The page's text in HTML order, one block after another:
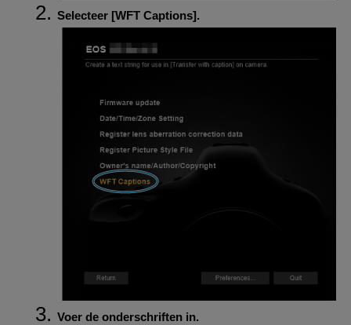
Selecteer [WFT Captions].
Voer de onderschriften in.